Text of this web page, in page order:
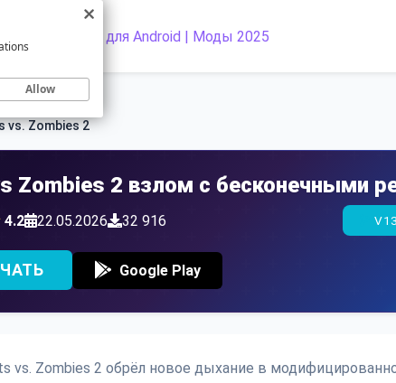
vs. Zombies 2
Zombies 2 взлом с бесконечными
4.2 22.05.2026 32 916
Google Play
vs. Zombies 2 обрёл новое дыхание в
Allow